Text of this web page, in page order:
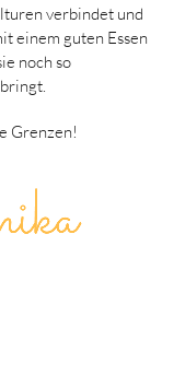
verbindet und
einem guten Essen
noch so
Grenzen!